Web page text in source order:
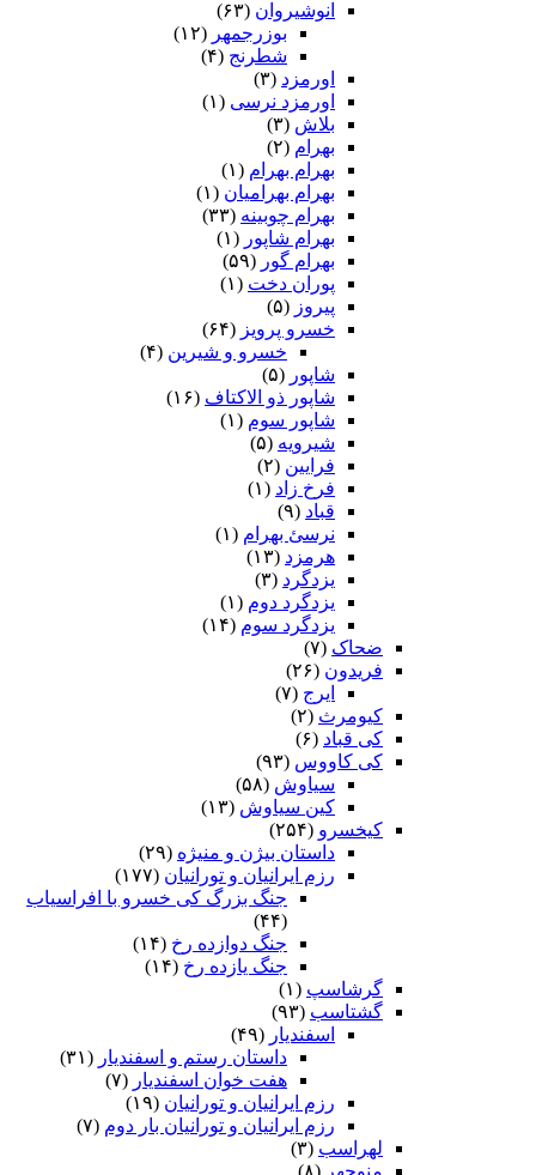
انوشیروان (۶۳)
بوزرجمهر (۱۲)
شطرنج (۴)
اورمزد (۳)
اورمزد نرسى‏ (۱)
بلاش (۳)
بهرام (۲)
بهرام بهرام (۱)
بهرام بهرامیان‏ (۱)
بهرام چوبینه (۳۳)
بهرام شاپور (۱)
بهرام گور (۵۹)
پوران دخت (۱)
پیروز (۵)
خسرو پرویز (۶۴)
خسرو و شیرین (۴)
شاپور (۵)
شاپور ذو الاکتاف (۱۶)
شاپور سوم‏ (۱)
شیرویه (۵)
فرایین (۲)
فرخ زاد (۱)
قباد (۹)
نرسئ بهرام‏ (۱)
هرمزد (۱۳)
یزدگرد (۳)
یزدگرد دوم (۱)
یزدگرد سوم (۱۴)
ضحاک (۷)
فریدون (۲۶)
ایرج (۷)
کیومرث (۲)
کی قباد (۶)
کی کاووس (۹۳)
سیاوش (۵۸)
کین سیاوش (۱۳)
کیخسرو (۲۵۴)
داستان بیژن و منیژه (۲۹)
رزم ایرانیان و تورانیان (۱۷۷)
جنگ بزرگ کی خسرو با افراسیاب
(۴۴)
جنگ دوازده رخ (۱۴)
جنگ یازده رخ (۱۴)
گرشاسپ (۱)
گشتاسب (۹۳)
اسفندیار (۴۹)
داستان رستم و اسفندیار (۳۱)
هفت خوان اسفندیار (۷)
رزم ایرانیان و تورانیان (۱۹)
رزم ایرانیان و تورانیان بار دوم (۷)
لهراسب (۳)